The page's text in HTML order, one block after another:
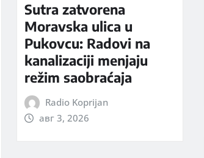
Sutra zatvorena
Moravska ulica u
Pukovcu: Radovi na
kanalizaciji menjaju
režim saobraćaja
Radio Koprijan
авг 3, 2026